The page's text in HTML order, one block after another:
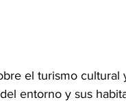
el turismo cultural
entorno y sus